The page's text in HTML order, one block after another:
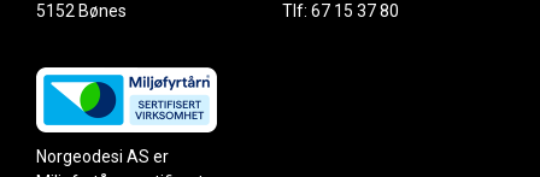
5152 Bønes
Tlf: 67 15 37 80
Norgeodesi AS er